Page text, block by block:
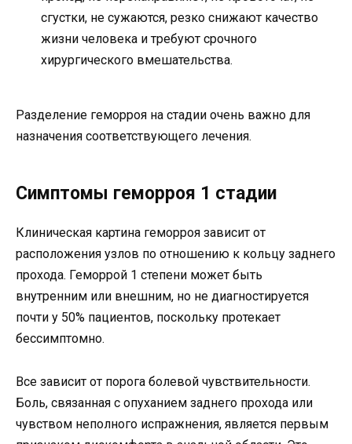
сгустки, не сужаются, резко снижают качество
жизни человека и требуют срочного
хирургического вмешательства.
Разделение геморроя на стадии очень важно для
назначения соответствующего лечения.
Симптомы геморроя 1 стадии
Клиническая картина геморроя зависит от
расположения узлов по отношению к кольцу заднего
прохода. Геморрой 1 степени может быть
внутренним или внешним, но не диагностируется
почти у 50% пациентов, поскольку протекает
бессимптомно.
Все зависит от порога болевой чувствительности.
Боль, связанная с опуханием заднего прохода или
чувством неполного испражнения, является первым